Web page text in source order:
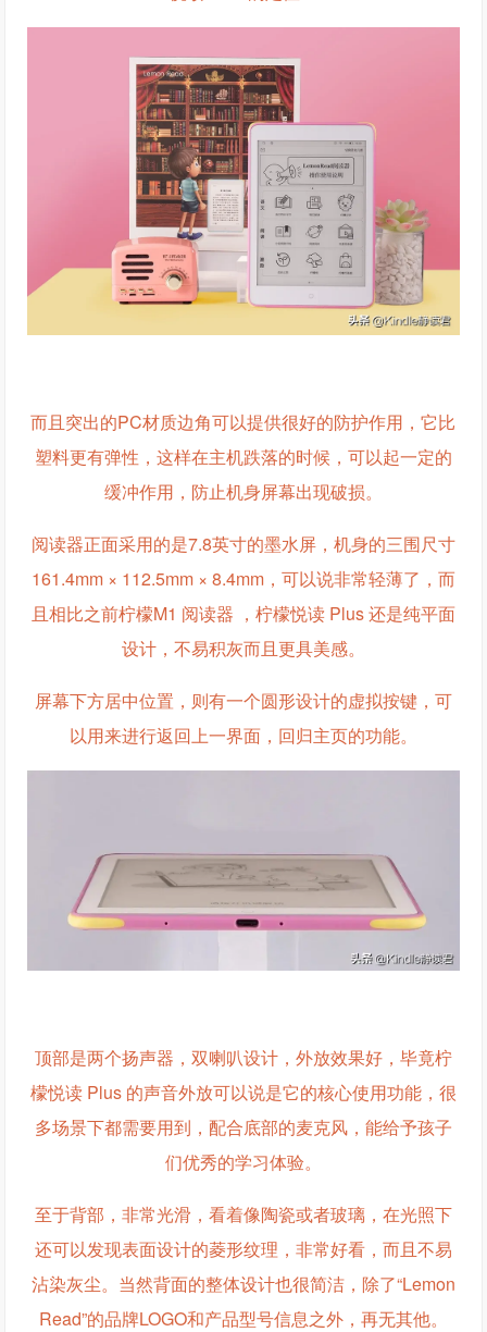
而且突出的PC材质边角可以提供很好的防护作用，它比
塑料更有弹性，这样在主机跌落的时候，可以起一定的
缓冲作用，防止机身屏幕出现破损。
阅读器正面采用的是7.8英寸的墨水屏，机身的三围尺寸
161.4mm × 112.5mm × 8.4mm，可以说非常轻薄了，而
且相比之前柠檬M1 阅读器 ，柠檬悦读 Plus 还是纯平面
设计，不易积灰而且更具美感。
屏幕下方居中位置，则有一个圆形设计的虚拟按键，可
以用来进行返回上一界面，回归主页的功能。
顶部是两个扬声器，双喇叭设计，外放效果好，毕竟柠
檬悦读 Plus 的声音外放可以说是它的核心使用功能，很
多场景下都需要用到，配合底部的麦克风，能给予孩子
们优秀的学习体验。
至于背部，非常光滑，看着像陶瓷或者玻璃，在光照下
还可以发现表面设计的菱形纹理，非常好看，而且不易
沾染灰尘。当然背面的整体设计也很简洁，除了“Lemon
Read”的品牌LOGO和产品型号信息之外，再无其他。